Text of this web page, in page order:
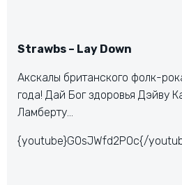
Strawbs – Lay Down
Акскалы британского фолк-
года! Дай Бог здоровья Дэйву
Ламберту…
{youtube}G0sJWfd2POc{/